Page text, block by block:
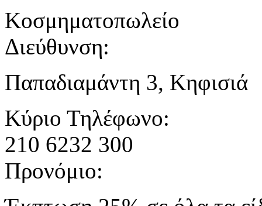
Κοσμηματοπωλείο
Διεύθυνση:
Παπαδιαμάντη 3, Κηφισιά
Κύριο Τηλέφωνο:
210 6232 300
Προνόμιο: